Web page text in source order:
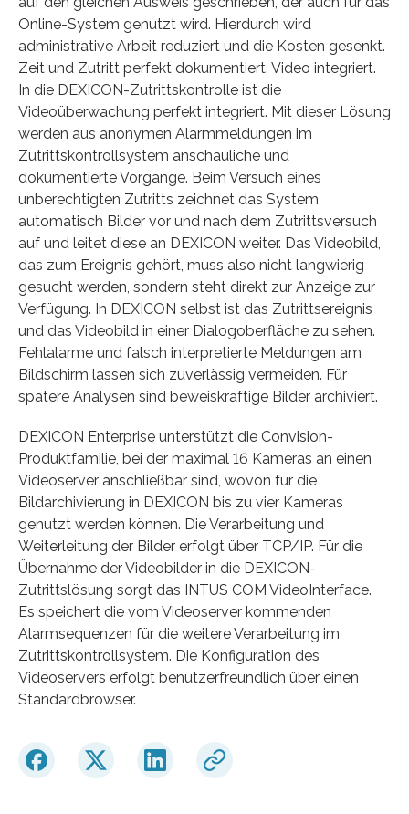
Online-System genutzt wird. Hierdurch wird
administrative Arbeit reduziert und die Kosten gesenkt.
Zeit und Zutritt perfekt dokumentiert. Video integriert.
In die DEXICON-Zutrittskontrolle ist die
Videoüberwachung perfekt integriert. Mit dieser Lösung
werden aus anonymen Alarmmeldungen im
Zutrittskontrollsystem anschauliche und
dokumentierte Vorgänge. Beim Versuch eines
unberechtigten Zutritts zeichnet das System
automatisch Bilder vor und nach dem Zutrittsversuch
auf und leitet diese an DEXICON weiter. Das Videobild,
das zum Ereignis gehört, muss also nicht langwierig
gesucht werden, sondern steht direkt zur Anzeige zur
Verfügung. In DEXICON selbst ist das Zutrittsereignis
und das Videobild in einer Dialogoberfläche zu sehen.
Fehlalarme und falsch interpretierte Meldungen am
Bildschirm lassen sich zuverlässig vermeiden. Für
spätere Analysen sind beweiskräftige Bilder archiviert.
DEXICON Enterprise unterstützt die Convision-
Produktfamilie, bei der maximal 16 Kameras an einen
Videoserver anschließbar sind, wovon für die
Bildarchivierung in DEXICON bis zu vier Kameras
genutzt werden können. Die Verarbeitung und
Weiterleitung der Bilder erfolgt über TCP/IP. Für die
Übernahme der Videobilder in die DEXICON-
Zutrittslösung sorgt das INTUS COM VideoInterface.
Es speichert die vom Videoserver kommenden
Alarmsequenzen für die weitere Verarbeitung im
Zutrittskontrollsystem. Die Konfiguration des
Videoservers erfolgt benutzerfreundlich über einen
Standardbrowser.